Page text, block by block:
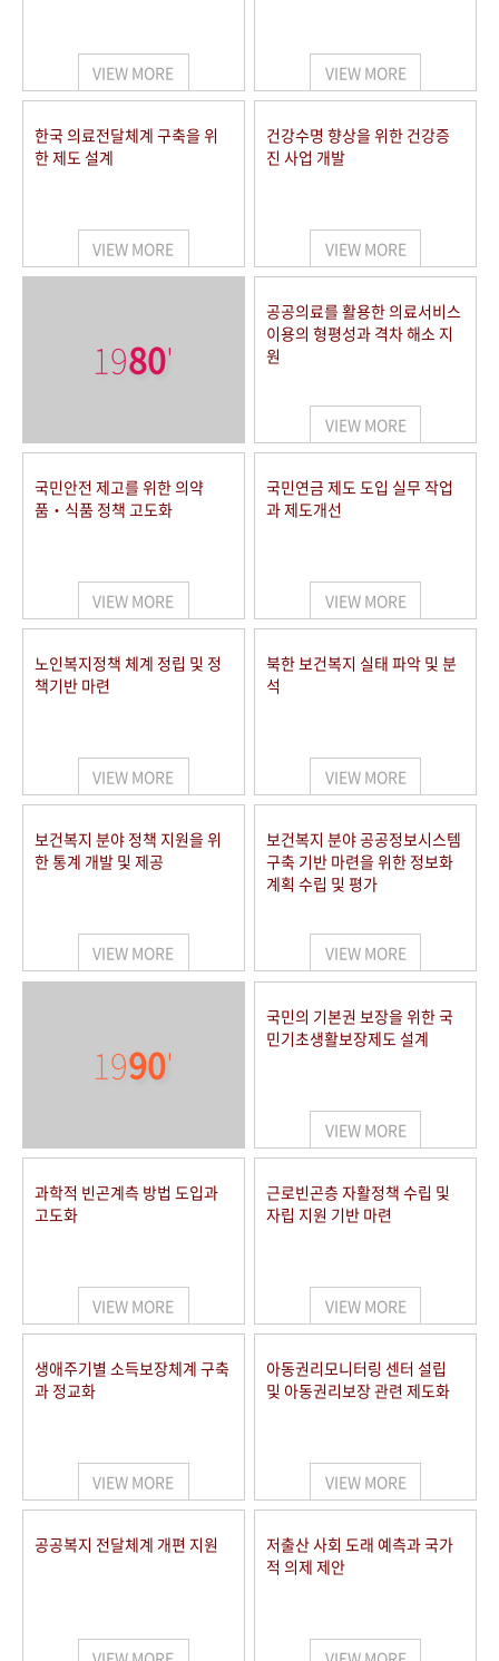
VIEW MORE VIEW MORE
한국 의료전달체계 구축을 위
한 제도 설계
VIEW MORE
건강수명 향상을 위한 건강증
진 사업 개발
VIEW MORE
1980'
공공의료를 활용한 의료서비스
이용의 형평성과 격차 해소 지
원
VIEW MORE
국민안전 제고를 위한 의약
품‧식품 정책 고도화
VIEW MORE
국민연금 제도 도입 실무 작업
과 제도개선
VIEW MORE
노인복지정책 체계 정립 및 정
책기반 마련
VIEW MORE
북한 보건복지 실태 파악 및 분
석
VIEW MORE
보건복지 분야 정책 지원을 위
한 통계 개발 및 제공
VIEW MORE
보건복지 분야 공공정보시스템
구축 기반 마련을 위한 정보화
계획 수립 및 평가
VIEW MORE
1990'
국민의 기본권 보장을 위한 국
민기초생활보장제도 설계
VIEW MORE
과학적 빈곤계측 방법 도입과
고도화
VIEW MORE
근로빈곤층 자활정책 수립 및
자립 지원 기반 마련
VIEW MORE
생애주기별 소득보장체계 구축
과 정교화
VIEW MORE
아동권리모니터링 센터 설립
및 아동권리보장 관련 제도화
VIEW MORE
공공복지 전달체계 개편 지원
저출산 사회 도래 예측과 국가
적 의제 제안